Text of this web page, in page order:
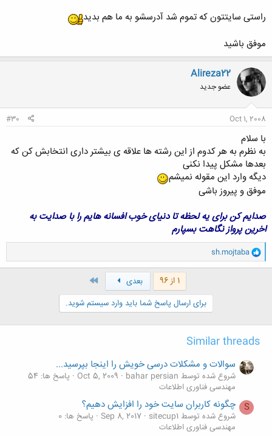
راستی سایتتون که تموم شد آدرسشو به ما هم بدید
موفق باشید​
Alireza22
عضو جدید
Oct 1, 2008
#30
با سلام
به نظرم به هر کدوم از این رشته ها علاقه ی بیشتر داری انتخابش کن که
بعدها مشکل پیدا نکنی
دیگه وارد این مقوله نمیشم
موفق و پیروز باشی
صدایم کن برای یه لحظه تا دنیای خوب افسانه هایم را با صدایت به
اخرین پرواز نگاهت بسپارم
و
ا
ک
sh.mojtaba
1 از 96 بعدی
برای ارسال پاسخ شما باید وارد سیستم شوید.
Similar threads
سوالات و مشکلات درسی خویش را اینجا بپرسید...
شروع شده توسط bahar persian Oct 5, 2009
پاسخ ها: 54
مهندسی فناوری اطلاعات
S چگونه کاربران سایت خود را افزایش دهیم؟
شروع شده توسط sitecup1 Sep 8, 2017 پاسخ ها: 0
مهندسی فناوری اطلاعات